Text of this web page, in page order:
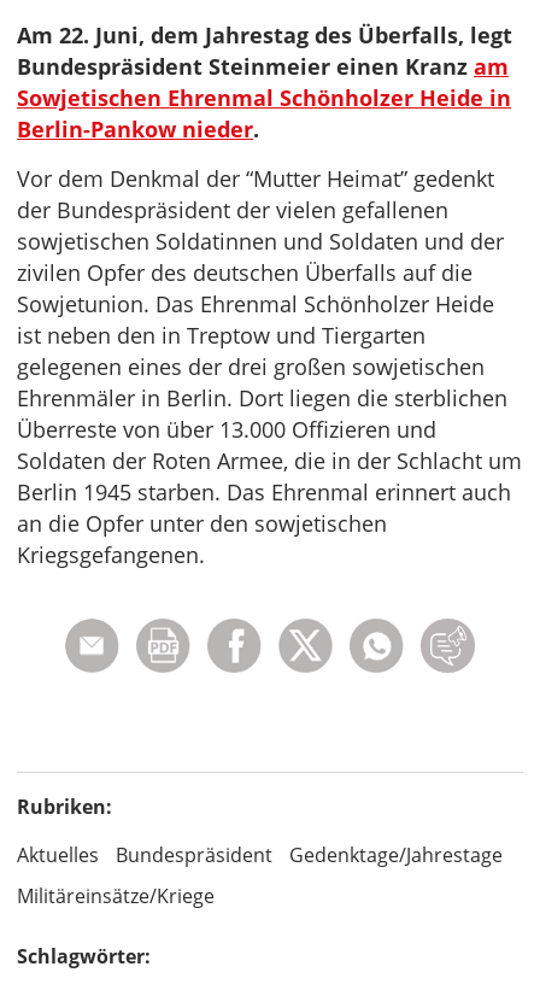
Am 22. Juni, dem Jahrestag des Überfalls, legt
Bundespräsident Steinmeier einen Kranz am
Sowjetischen Ehrenmal Schönholzer Heide in
Berlin-Pankow nieder.
Vor dem Denkmal der “Mutter Heimat” gedenkt
der Bundespräsident der vielen gefallenen
sowjetischen Soldatinnen und Soldaten und der
zivilen Opfer des deutschen Überfalls auf die
Sowjetunion. Das Ehrenmal Schönholzer Heide
ist neben den in Treptow und Tiergarten
gelegenen eines der drei großen sowjetischen
Ehrenmäler in Berlin. Dort liegen die sterblichen
Überreste von über 13.000 Offizieren und
Soldaten der Roten Armee, die in der Schlacht um
Berlin 1945 starben. Das Ehrenmal erinnert auch
an die Opfer unter den sowjetischen
Kriegsgefangenen.
Rubriken:
Aktuelles
Bundespräsident
Gedenktage/Jahrestage
Militäreinsätze/Kriege
Schlagwörter: